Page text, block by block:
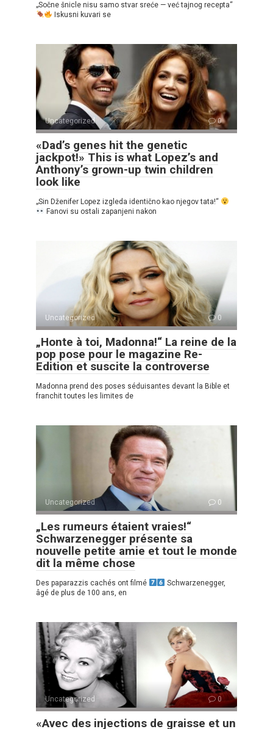
„Sočne šnicle nisu samo stvar sreće — već tajnog recepta“
Iskusni kuvari se
Uncategorized 0
«Dad’s genes hit the genetic
jackpot!» This is what Lopez’s and
Anthony’s grown-up twin children
look like
„Sin Dženifer Lopez izgleda identično kao njegov tata!“
Fanovi su ostali zapanjeni nakon
Uncategorized 0
„Honte à toi, Madonna!“ La reine de la
pop pose pour le magazine Re-
Edition et suscite la controverse
Madonna prend des poses séduisantes devant la Bible et
franchit toutes les limites de
Uncategorized 0
„Les rumeurs étaient vraies!“
Schwarzenegger présente sa
nouvelle petite amie et tout le monde
dit la même chose
Des paparazzis cachés ont filmé
Schwarzenegger,
âgé de plus de 100 ans, en
Uncategorized 0
«Avec des injections de graisse et un